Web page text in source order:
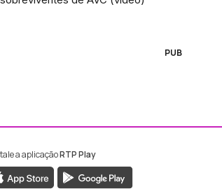
PUB
Madeira
Madeira
a aplicaçãoRTP Play